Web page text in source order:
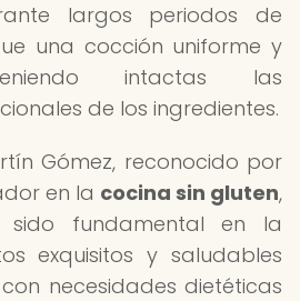
largos periodos de
una cocción uniforme y
intactas las
de los ingredientes.
Gómez, reconocido por
en la cocina sin gluten,
fundamental en la
exquisitos y saludables
necesidades dietéticas